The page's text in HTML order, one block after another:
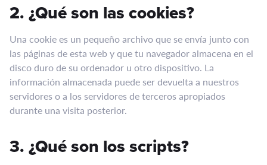
2. ¿Qué son las cookies?
Una cookie es un pequeño archivo que se envía junto con
las páginas de esta web y que tu navegador almacena en el
disco duro de su ordenador u otro dispositivo. La
información almacenada puede ser devuelta a nuestros
servidores o a los servidores de terceros apropiados
durante una visita posterior.
3. ¿Qué son los scripts?